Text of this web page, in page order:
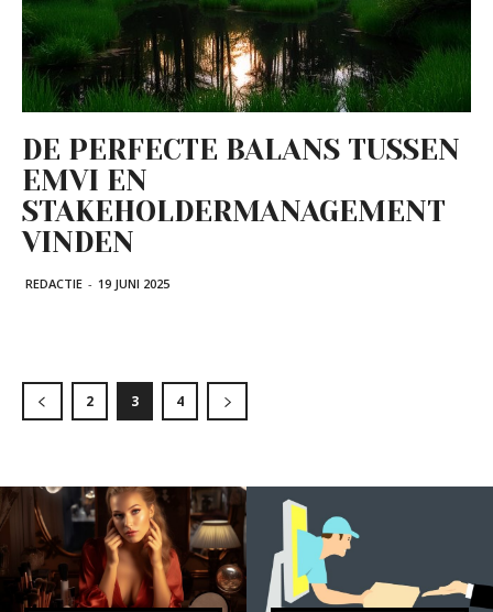
DE PERFECTE BALANS TUSSEN
EMVI EN
STAKEHOLDERMANAGEMENT
VINDEN
REDACTIE - 19 JUNI 2025
2 3 4